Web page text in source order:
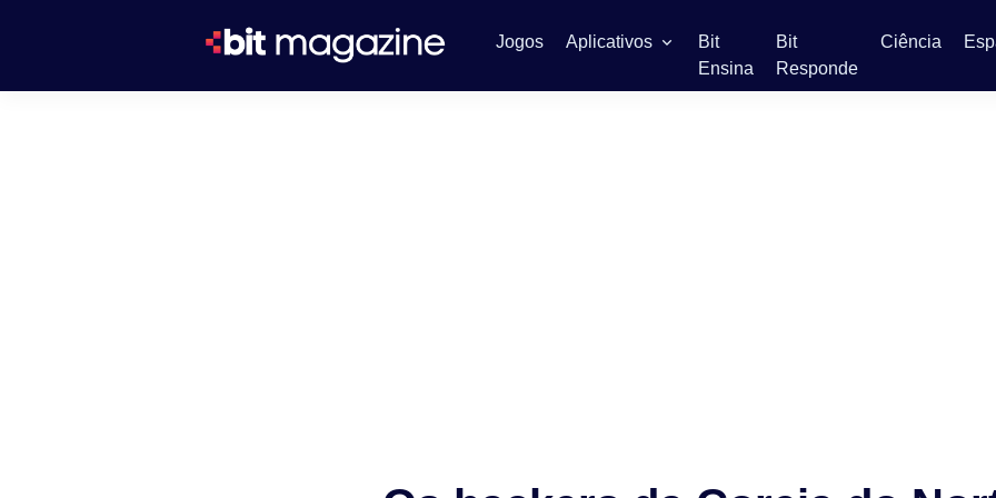
Jogos Aplicativos
Bit
Ensina
Bit
Responde
Ciência